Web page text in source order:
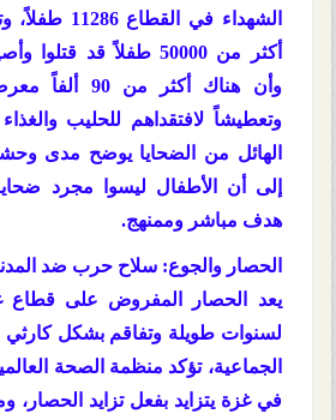
الشهداء في
أكثر من 50000 طفلاً قد
وأن هناك أكثر
وتعطيشاً لافتقداهم للحليب والغذاء
الهائل من الضحايا يوضح مدى
إلى أن الأطفال ليسوا مجرد
هدف مباشر وممنهج.
الحصار والجوع: سلاح حرب ضد
يعد الحصار المفروض على قطاع
لسنوات طويلة وتفاقم بشكل كارثي
الجماعية، تؤكد منظمة الصحة
في غزة يتزايد بفعل تزايد الحصار،